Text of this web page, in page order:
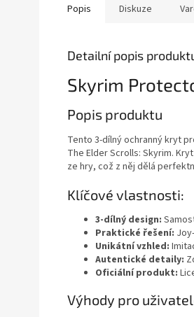
Popis Diskuze
Detailní popis
Skyrim
Popis produktu
Tento 3-dílný ochranný kryt
The Elder Scrolls: Skyrim.
ze hry, což z něj dělá
Klíčové vlastnosti:
3-dílný design:
Praktické řešení:
Unikátní vzhled:
Autentické detaily:
Oficiální produkt:
Výhody pro